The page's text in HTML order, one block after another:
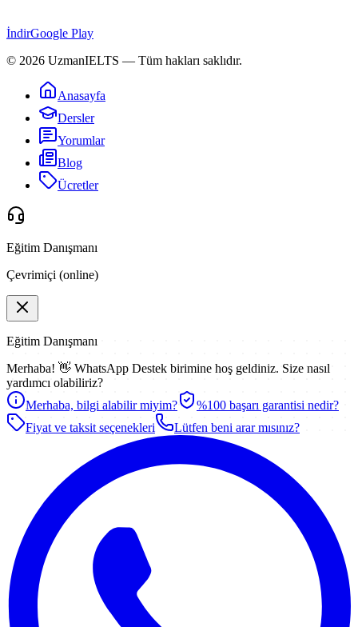
İndirGoogle Play
© 2026 UzmanIELTS — Tüm hakları saklıdır.
Anasayfa
Dersler
Yorumlar
Blog
Ücretler
Eğitim Danışmanı
Çevrimiçi (online)
Eğitim Danışmanı
Merhaba! 👋 WhatsApp Destek birimine hoş geldiniz. Size nasıl
yardımcı olabiliriz?
Merhaba, bilgi alabilir miyim?
%100 başarı garantisi nedir?
Fiyat ve taksit seçenekleri
Lütfen beni arar mısınız?